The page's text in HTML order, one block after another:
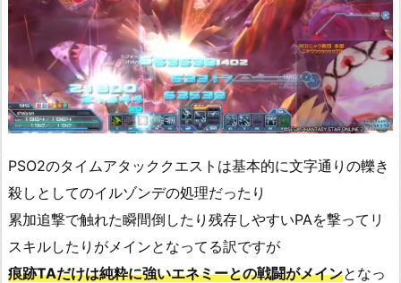
PSO2のタイムアタッククエストは基本的に文字通りの轢き
殺しとしてのイルゾンデの処理だったり
累加追撃で触れた瞬間倒したり残存しやすいPAを撃ってリ
スキルしたりがメインとなってる訳ですが
痕跡TAだけは純粋に強いエネミーとの戦闘がメインとなっ